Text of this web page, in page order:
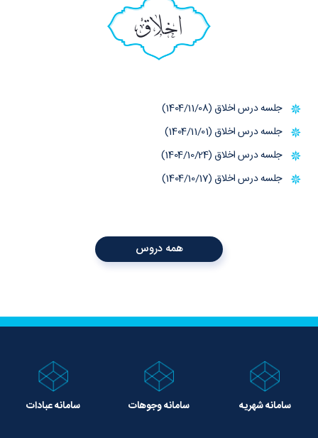
اخلاق
جلسه درس اخلاق (1404/11/08)
جلسه درس اخلاق (1404/11/01)
جلسه درس اخلاق (1404/10/24)
جلسه درس اخلاق (1404/10/17)
همه دروس
سامانه شهریه سامانه وجوهات سامانه عبادات